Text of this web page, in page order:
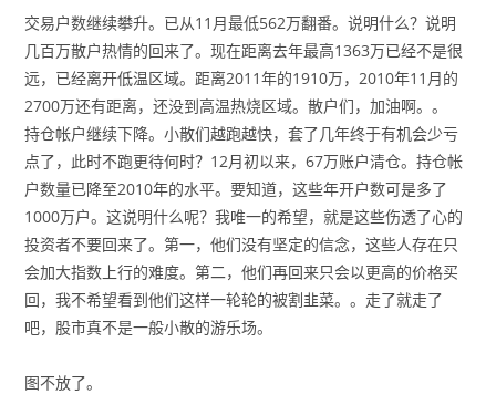
交易户数继续攀升。已从11月最低562万翻番。说明什么？说明
几百万散户热情的回来了。现在距离去年最高1363万已经不是很
远，已经离开低温区域。距离2011年的1910万，2010年11月的
2700万还有距离，还没到高温热烧区域。散户们，加油啊。。
持仓帐户继续下降。小散们越跑越快，套了几年终于有机会少亏
点了，此时不跑更待何时？12月初以来，67万账户清仓。持仓帐
户数量已降至2010年的水平。要知道，这些年开户数可是多了
1000万户。这说明什么呢？我唯一的希望，就是这些伤透了心的
投资者不要回来了。第一，他们没有坚定的信念，这些人存在只
会加大指数上行的难度。第二，他们再回来只会以更高的价格买
回，我不希望看到他们这样一轮轮的被割韭菜。。走了就走了
吧，股市真不是一般小散的游乐场。
图不放了。